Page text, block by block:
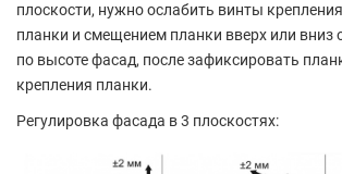
плоскости, нужно ослабить винты
планки и смещением планки вверх или вниз
по высоте фасад, после зафиксировать
крепления планки.
Регулировка фасада в 3 плоскостях: